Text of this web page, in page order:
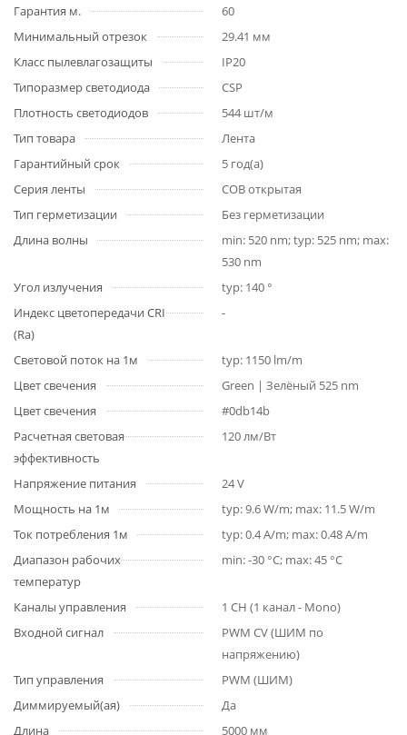
Гарантия м.
60
Минимальный отрезок
29.41 мм
Класс пылевлагозащиты
IP20
Типоразмер светодиода
CSP
Плотность светодиодов
544 шт/м
Тип товара
Лента
Гарантийный срок
5 год(а)
Серия ленты
COB открытая
Тип герметизации
Без герметизации
Длина волны
min: 520 nm; typ: 525 nm; max:
530 nm
Угол излучения
typ: 140 °
Индекс цветопередачи CRI
(Ra)
-
Световой поток на 1м
typ: 1150 lm/m
Цвет свечения
Green | Зелёный 525 nm
Цвет свечения
#0db14b
Расчетная световая
эффективность
120 лм/Вт
Напряжение питания
24 V
Мощность на 1м
typ: 9.6 W/m; max: 11.5 W/m
Ток потребления 1м
typ: 0.4 A/m; max: 0.48 A/m
Диапазон рабочих
температур
min: -30 °C; max: 45 °C
Каналы управления
1 CH (1 канал - Mono)
Входной сигнал
PWM СV (ШИМ по
напряжению)
Тип управления
PWM (ШИМ)
Диммируемый(ая)
Да
Длина
5000 мм